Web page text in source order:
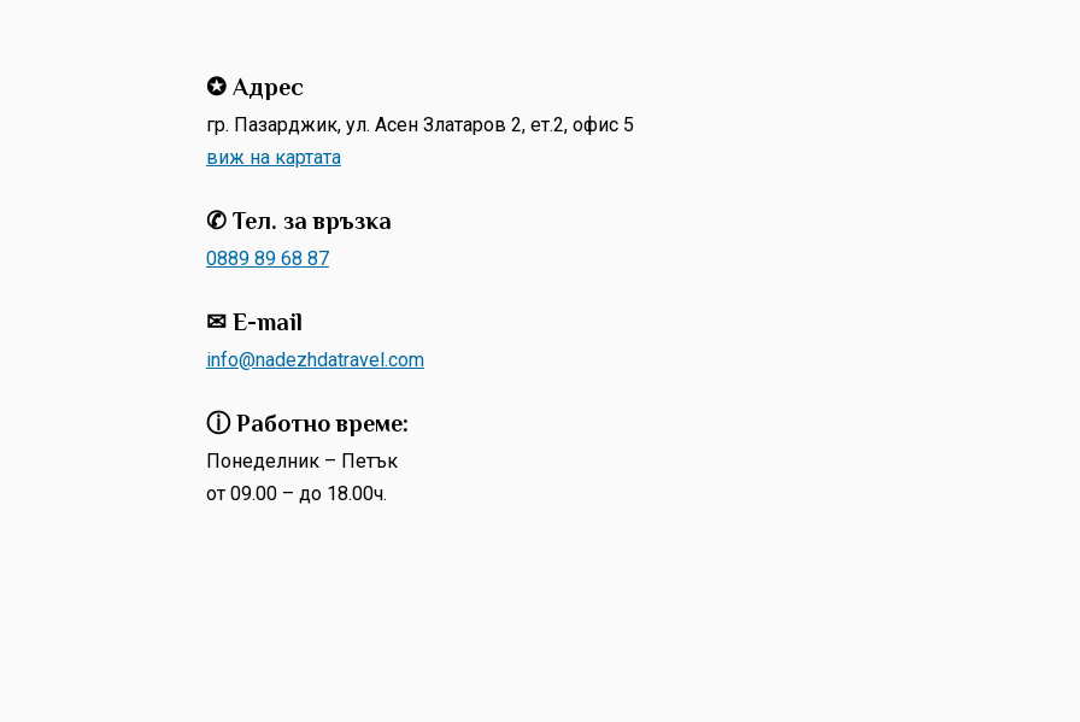
✪ Адрес
гр. Пазарджик, ул. Асен Златаров 2, ет.2, офис 5
виж на картата
✆ Тел. за връзка
0889 89 68 87
✉ E-mail
info@nadezhdatravel.com
ⓘ Работно време:
Понеделник – Петък
от 09.00 – до 18.00ч.